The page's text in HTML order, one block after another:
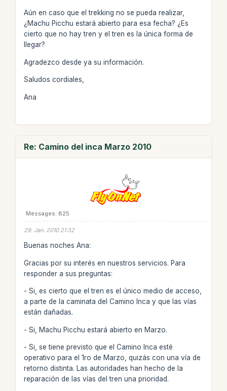
Aún en caso que el trekking no se pueda realizar,
¿Machu Picchu estará abierto para esa fecha? ¿Es
cierto que no hay tren y el tren es la única forma de
llegar?
Agradezco desde ya su información.
Saludos cordiales,
Ana
Re: Camino del inca Marzo 2010
Messages: 825
29. Jan. 2010 21:32
Buenas noches Ana:
Gracias por su interés en nuestros servicios. Para
responder a sus preguntas:
- Si, es cierto que el tren es el único medio de acceso,
a parte de la caminata del Camino Inca y que las vías
están dañadas.
- Si, Machu Picchu estará abierto en Marzo.
- Si, se tiene previsto que el Camino Inca esté
operativo para el 1ro de Marzo, quizás con una vía de
retorno distinta. Las autoridades han hecho de la
reparación de las vías del tren una prioridad.